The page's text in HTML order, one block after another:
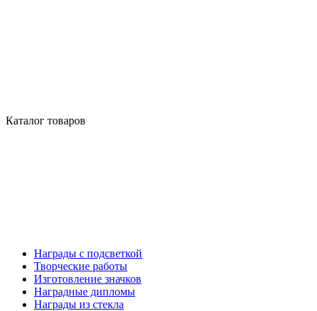
Каталог товаров
Награды с подсветкой
Творческие работы
Изготовление значков
Наградные дипломы
Награды из стекла